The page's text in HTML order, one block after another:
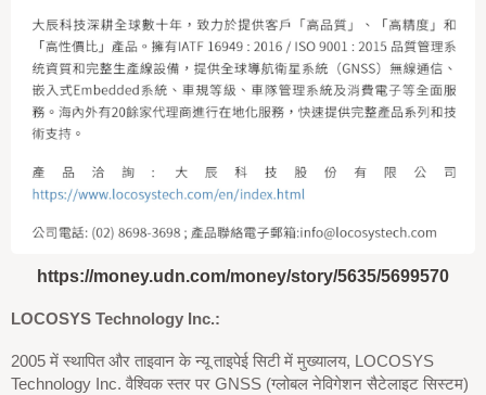
https://money.udn.com/money/story/5635/5699570
LOCOSYS Technology Inc.:
2005 में स्थापित और ताइवान के न्यू ताइपेई सिटी में मुख्यालय, LOCOSYS
Technology Inc. वैश्विक स्तर पर GNSS (ग्लोबल नेविगेशन सैटेलाइट सिस्टम)